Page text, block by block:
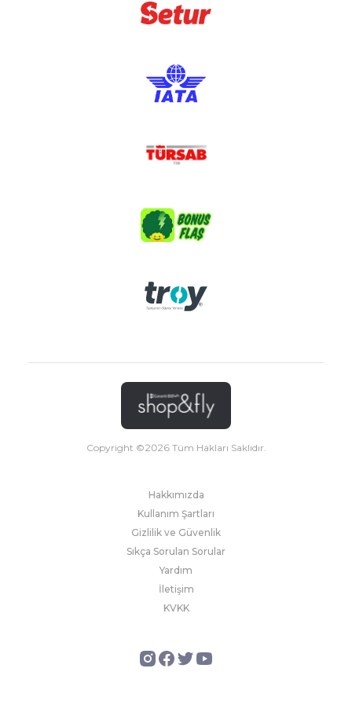
Copyright ©2026Tüm Hakları Saklıdır.
Hakkımızda
Kullanım Şartları
Gizlilik ve Güvenlik
Sıkça Sorulan Sorular
Yardım
İletişim
KVKK